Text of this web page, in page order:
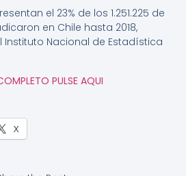
el 23% de los 1.251.225 de
en Chile hasta 2018,
Instituto Nacional de Estadística
PULSE AQUI
X